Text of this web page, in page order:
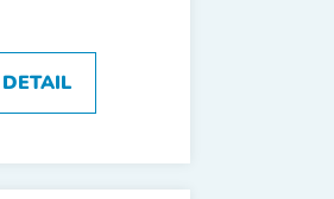
DETAIL